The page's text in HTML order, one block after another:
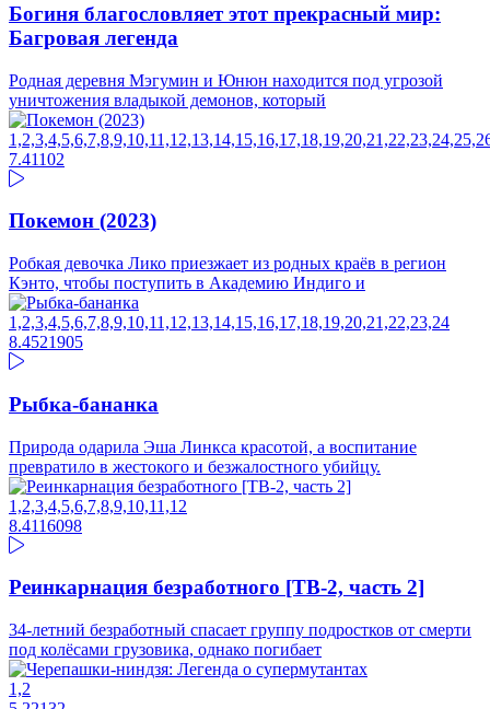
Богиня благословляет этот прекрасный мир:
Багровая легенда
Родная деревня Мэгумин и Юнюн находится под угрозой
уничтожения владыкой демонов, который
7.41102
Покемон (2023)
Робкая девочка Лико приезжает из родных краёв в регион
Кэнто, чтобы поступить в Академию Индиго и
1,2,3,4,5,6,7,8,9,10,11,12,13,14,15,16,17,18,19,20,21,22,23,24
8.4521905
Рыбка-бананка
Природа одарила Эша Линкса красотой, а воспитание
превратило в жестокого и безжалостного убийцу.
1,2,3,4,5,6,7,8,9,10,11,12
8.4116098
Реинкарнация безработного [ТВ-2, часть 2]
34-летний безработный спасает группу подростков от смерти
под колёсами грузовика, однако погибает
1,2